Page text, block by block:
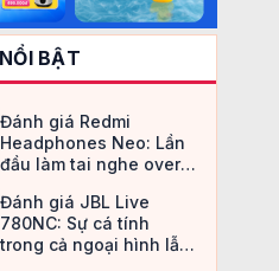
BẬT
Đánh giá Redmi
Headphones Neo: Lần
đầu làm tai nghe over-
an toàn
Đánh giá JBL Live
780NC: Sự cá tính
trong cả ngoại hình lẫn